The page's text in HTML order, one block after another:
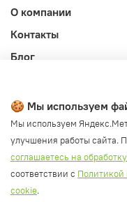
О компании
Контакты
Блог
Публичная оферта
Политика
Согласие на
Согласие на рассылку
Согласие на
🍪 Мы используем
Мы используем
улучшения работы сайта.
соглашаетесь на
соответствии с Политикой
cookie.